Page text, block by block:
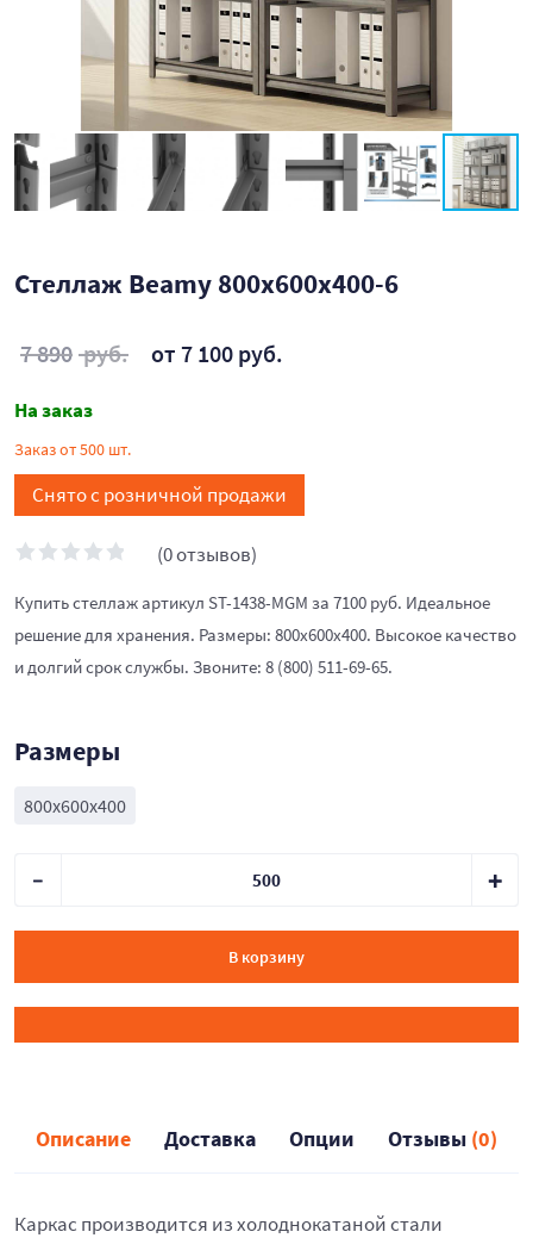
Стеллаж Beamy 800x600x400-6
7 890 руб. от 7 100 руб.
На заказ
Заказ от 500 шт.
Снято с розничной продажи
(0 отзывов)
Купить стеллаж артикул ST-1438-MGM за 7100 руб. Идеальное
решение для хранения. Размеры: 800x600x400. Высокое качество
и долгий срок службы. Звоните: 8 (800) 511-69-65.
Размеры
800x600x400
В корзину
Описание Доставка Опции Отзывы (0)
Каркас производится из холоднокатаной стали